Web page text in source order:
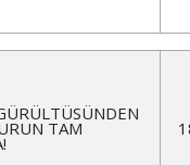
TAM